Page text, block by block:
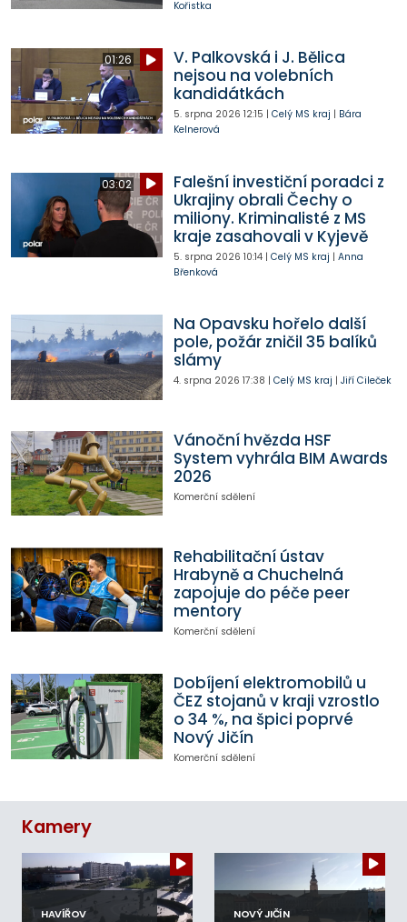
Kořistka
01:26
V. Palkovská i J. Bělica
nejsou na volebních
kandidátkách
5. srpna 2026 12:15 | Celý MS kraj | Bára
Kelnerová
03:02
Falešní investiční poradci z
Ukrajiny obrali Čechy o
miliony. Kriminalisté z MS
kraje zasahovali v Kyjevě
5. srpna 2026 10:14| Celý MS kraj | Anna
Břenková
Na Opavsku hořelo další
pole, požár zničil 35 balíků
slámy
4. srpna 2026 17:38 | Celý MS kraj | Jiří Cileček
Vánoční hvězda HSF
System vyhrála BIM Awards
2026
Komerční sdělení
Rehabilitační ústav
Hrabyně a Chuchelná
zapojuje do péče peer
mentory
Komerční sdělení
Dobíjení elektromobilů u
ČEZ stojanů v kraji vzrostlo
o 34 %, na špici poprvé
Nový Jičín
Komerční sdělení
Kamery
HAVÍŘOV NOVÝ JIČÍN